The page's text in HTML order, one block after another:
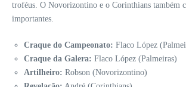
troféus. O Novorizontino e o Corinthians também
importantes.
Craque do Campeonato: Flaco López
Craque da Galera: Flaco López (Palmeiras)
Artilheiro: Robson (Novorizontino)